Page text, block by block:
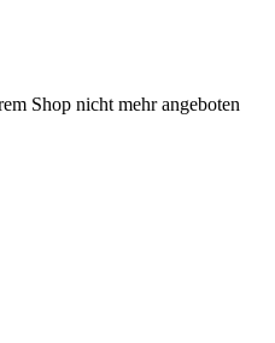
Shop nicht mehr angeboten